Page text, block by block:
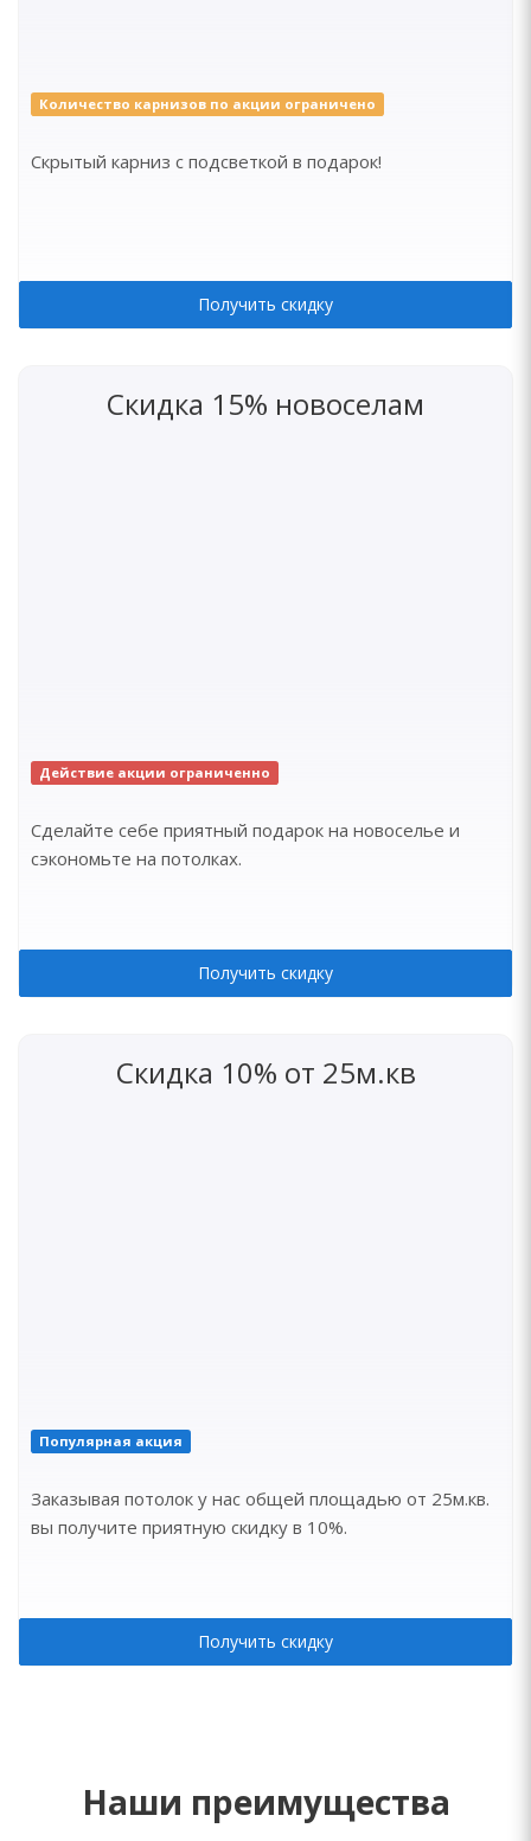
Количество карнизов по акции ограничено
Скрытый карниз с подсветкой в подарок!
Получить скидку
Скидка 15% новоселам
Действие акции ограниченно
Сделайте себе приятный подарок на новоселье и
сэкономьте на потолках.
Получить скидку
Скидка 10% от 25м.кв
Популярная акция
Заказывая потолок у нас общей площадью от 25м.кв.
вы получите приятную скидку в 10%.
Получить скидку
Наши преимущества